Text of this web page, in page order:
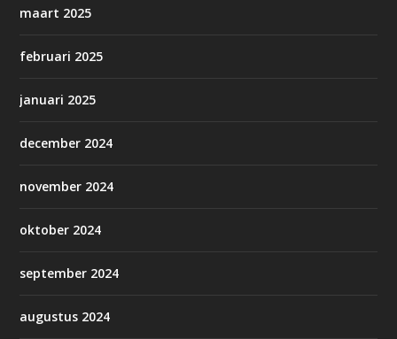
maart 2025
februari 2025
januari 2025
december 2024
november 2024
oktober 2024
september 2024
augustus 2024